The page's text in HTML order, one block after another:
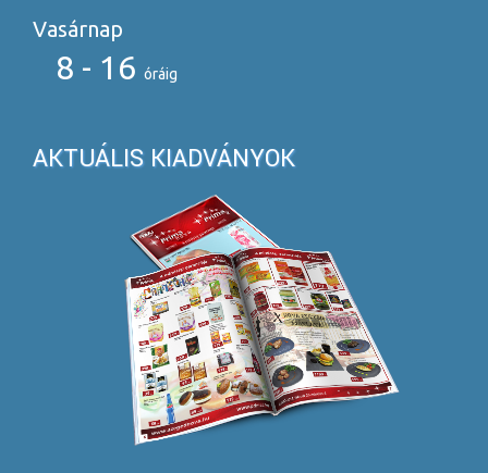
Vasárnap
8 - 16 óráig
AKTUÁLIS KIADVÁNYOK